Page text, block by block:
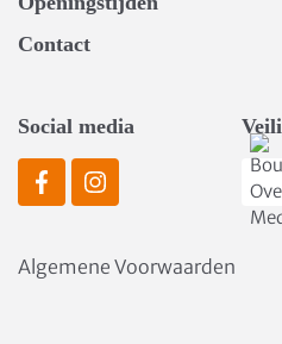
Contact
Social media
Algemene Voorwaarden